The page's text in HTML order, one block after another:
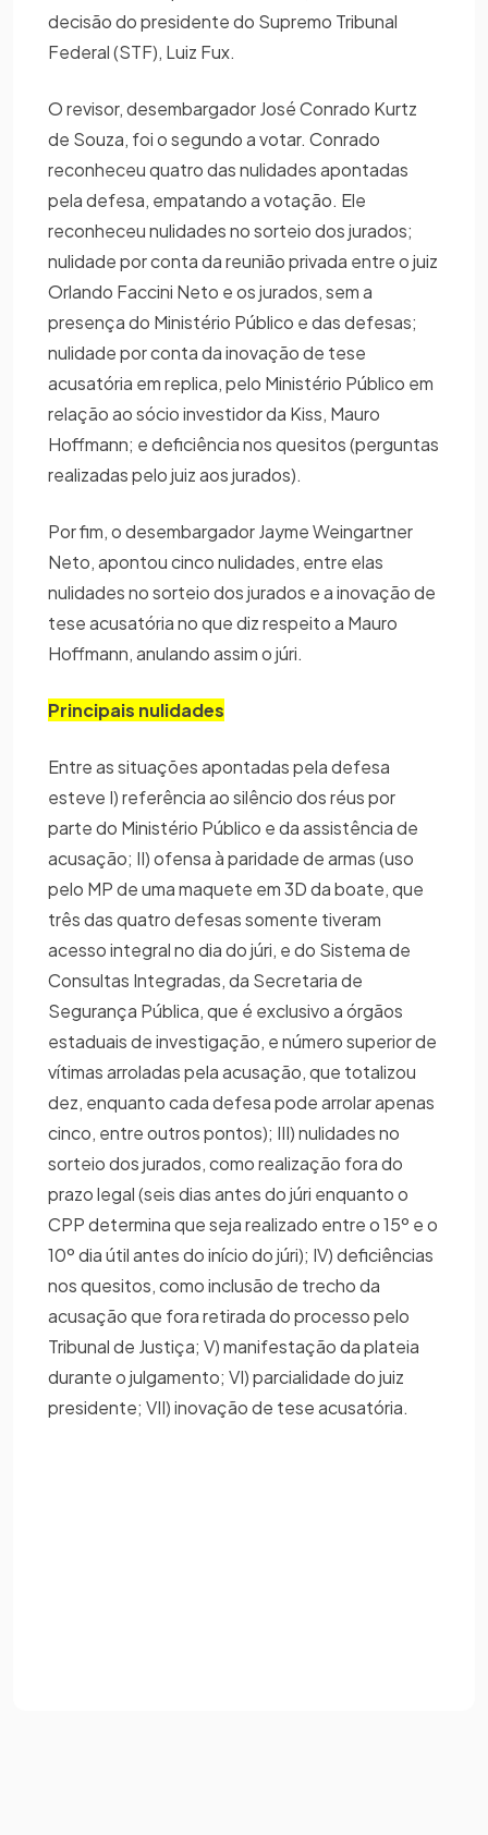
decisão do presidente do Supremo Tribunal
Federal (STF), Luiz Fux.
O revisor, desembargador José Conrado Kurtz
de Souza, foi o segundo a votar. Conrado
reconheceu quatro das nulidades apontadas
pela defesa, empatando a votação. Ele
reconheceu nulidades no sorteio dos jurados;
nulidade por conta da reunião privada entre o juiz
Orlando Faccini Neto e os jurados, sem a
presença do Ministério Público e das defesas;
nulidade por conta da inovação de tese
acusatória em replica, pelo Ministério Público em
relação ao sócio investidor da Kiss, Mauro
Hoffmann; e deficiência nos quesitos (perguntas
realizadas pelo juiz aos jurados).
Por fim, o desembargador Jayme Weingartner
Neto, apontou cinco nulidades, entre elas
nulidades no sorteio dos jurados e a inovação de
tese acusatória no que diz respeito a Mauro
Hoffmann, anulando assim o júri.
Principais nulidades
Entre as situações apontadas pela defesa
esteve I) referência ao silêncio dos réus por
parte do Ministério Público e da assistência de
acusação; II) ofensa à paridade de armas (uso
pelo MP de uma maquete em 3D da boate, que
três das quatro defesas somente tiveram
acesso integral no dia do júri, e do Sistema de
Consultas Integradas, da Secretaria de
Segurança Pública, que é exclusivo a órgãos
estaduais de investigação, e número superior de
vítimas arroladas pela acusação, que totalizou
dez, enquanto cada defesa pode arrolar apenas
cinco, entre outros pontos); III) nulidades no
sorteio dos jurados, como realização fora do
prazo legal (seis dias antes do júri enquanto o
CPP determina que seja realizado entre o 15º e o
10º dia útil antes do início do júri); IV) deficiências
nos quesitos, como inclusão de trecho da
acusação que fora retirada do processo pelo
Tribunal de Justiça; V) manifestação da plateia
durante o julgamento; VI) parcialidade do juiz
presidente; VII) inovação de tese acusatória.